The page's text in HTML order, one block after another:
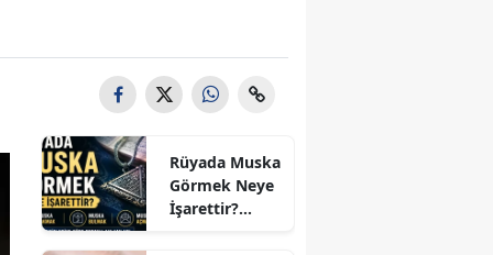
Rüyada Muska
Görmek Neye
İşarettir?